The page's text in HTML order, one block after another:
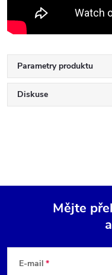
Parametry produktu
Diskuse
Mějte
E-mail